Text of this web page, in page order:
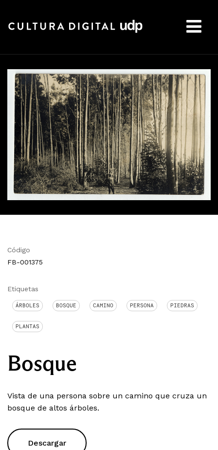
Código
FB-001375
Etiquetas
ÁRBOLES BOSQUE CAMINO PERSONA PIEDRAS
PLANTAS
Bosque
Vista de una persona sobre un camino que cruza un
bosque de altos árboles.
Descargar